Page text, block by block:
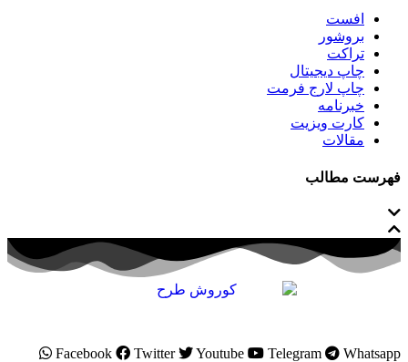
افست
بروشور
تراکت
چاپ دیجیتال
چاپ لارج فرمت
خبرنامه
کارت ویزیت
مقالات
فهرست مطالب
Facebook Twitter Youtube Telegram Whatsapp